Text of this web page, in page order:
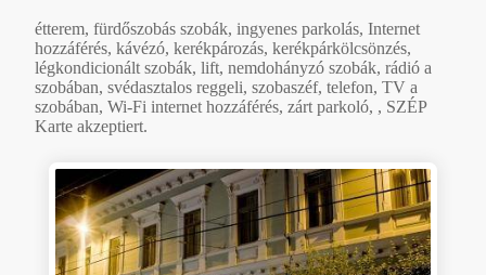
étterem, fürdőszobás szobák, ingyenes parkolás, Internet
hozzáférés, kávézó, kerékpározás, kerékpárkölcsönzés,
légkondicionált szobák, lift, nemdohányzó szobák, rádió a
szobában, svédasztalos reggeli, szobaszéf, telefon, TV a
szobában, Wi-Fi internet hozzáférés, zárt parkoló, , SZÉP
Karte akzeptiert.